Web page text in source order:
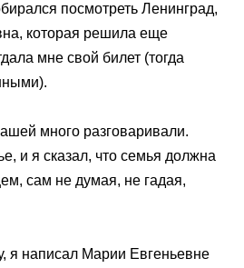
посмотреть Ленинград,
которая решила еще
мне свой билет (тогда
много разговаривали.
и я сказал, что семья должна
сам не думая, не гадая,
я написал Марии Евгеньевне